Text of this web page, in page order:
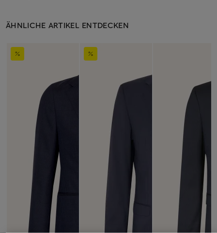
ÄHNLICHE ARTIKEL ENTDECKEN